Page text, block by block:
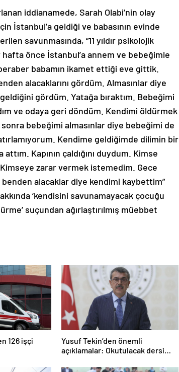
iddianamede, Sarah Olabi’nin olay
İstanbul’a geldiği ve babasının evinde
savunmasında, “11 yıldır psikolojik
hafta önce İstanbul’a annem ve bebeğimle
babamın ikamet ettiği eve gittik.
alacaklarını gördüm. Almasınlar diye
geldiğini gördüm. Yatağa bıraktım. Bebeğimi
ve odaya geri döndüm. Kendimi öldürmek
bebeğimi almasınlar diye bebeğimi de
Kendime geldiğimde dilimin bir
Kapının çaldığını duydum. Kimse
Kimseye zarar vermek istemedim. Gece
alacaklar diye kendimi kaybettim”
‘kendisini savunamayacak çocuğu
suçundan ağırlaştırılmış müebbet
126 işçi
Yusuf Tekin’den önemli
açıklamalar: Okutulacak dersi
değişikliği masada